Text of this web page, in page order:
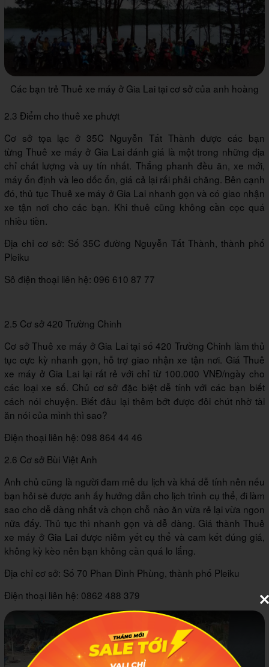
Các bạn trẻ Thuê xe máy ở Gia Lai tại cơ sở của anh hoàng
2.3 Điểm cho thuê xe phượt
Cơ sở tọa lạc ở 35C Nguyễn Tất Thành được các bạn
từng Thuê xe máy ở Gia Lai đánh giá là một trong những địa
chỉ chất lượng và uy tín nhất. Thắng phanh đều ăn, xe mới,
máy ổn định và leo dốc ổn, giá cả lại rấi phải chăng. Bên cạnh
đó, thủ tục Thuê xe máy ở Gia Lai nhanh gọn và có giao nhận
xe tận nơi cho các bạn. Khi thuê cũng không cần cọc quá
nhiều tiền.
Địa chỉ cơ sở: Số 35C đường Nguyễn Tất Thành, thành phố
Pleiku
Sô điện thoại liên hệ: 096 610 87 77
2.5 Cơ sở 420 Trường Chinh
Cơ sở Thuê xe máy ở Gia Lai tại số 420 Trường Chinh làm thủ
tục cực kỳ nhanh gọn, hỗ trợ giao nhận xe tận nơi. Giá Thuê
xe máy ở Gia Lai lại rất rẻ với chỉ từ 100.000 VNĐ/ngày cho
các loại xe số. Chủ cơ sở đặc biệt dễ tính với các bạn biết
cách nói chuyện. Biết đâu lại thêm bớt được đôi chút nhờ tài
ăn nói của mình thì sao?
Điện thoại liên hệ: 098 864 44 46
2.6 Cơ sở Bùi Việt Anh
Anh chủ cũng là người đam mê du lịch và khá dễ tính nên nếu
bạn hỏi sẽ được anh ấy hướng dẫn cho lịch trình cụ thể, đi làm
sao cho dễ dàng nhất và chọn chỗ nào ăn vừa rẻ lại vừa ngon
nữa đấy. Thủ tục thì nhanh gọn và dễ dàng. Giá thành Thuê
xe máy ở Gia Lai được niêm yết cụ thể và cam kết đúng giá,
không kỳ kèo nên bạn không cần quá lo lắng.
Địa chỉ cơ sở: Số 70 Phan Đình Phùng, thành phố Pleiku
Điện thoại liên hệ: 0862 488 379